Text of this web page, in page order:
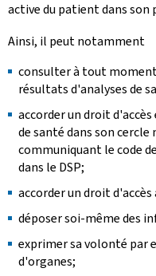
active du patient dans son
Ainsi, il peut notamment
consulter à tout moment
résultats d'analyses de
accorder un droit
de santé dans son
communiquant le code
dans le DSP;
accorder un droit d'accès
déposer soi-même des
exprimer sa volonté par
d'organes;